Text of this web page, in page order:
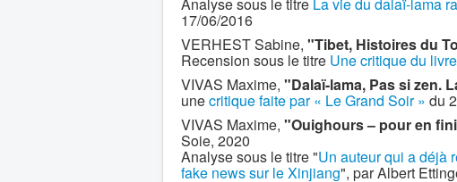
17/06/2016
VERHEST Sabine, "Tibet, Histoires du
Recension sous le titre Une critique du
VIVAS Maxime, "Dalaï-lama, Pas si zen.
unecritique faite par « Le Grand Soir » du
VIVAS Maxime, "Ouighours – pour en
Soie, 2020
Analyse sous le titre "Un auteur qui a déjà
fake news sur le Xinjiang", par Albert